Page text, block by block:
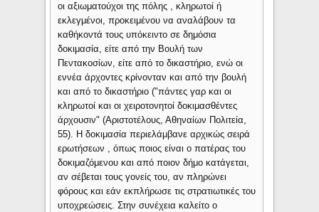
οι αξιωματούχοι της πόλης , κληρωτοί ή
εκλεγμένοι, προκειμένου να αναλάβουν τα
καθήκοντά τους υπόκειντο σε δημόσια
δοκιμασία, είτε από την Βουλή των
Πεντακοσίων, είτε από το δικαστήριο, ενώ οι
εννέα άρχοντες κρίνονταν και από την βουλή
και από το δικαστήριο ("πάντες γαρ και οι
κληρωτοί και οι χειροτονητοί δοκιμασθέντες
άρχουσιν" (Αριστοτέλους, Αθηναίων Πολιτεία,
55). Η δοκιμασία περιελάμβανε αρχικώς σειρά
ερωτήσεων , όπως ποιος είναι ο πατέρας του
δοκιμαζόμενου και από ποιον δήμο κατάγεται,
αν σέβεται τους γονείς του, αν πληρώνει
φόρους και εάν εκπλήρωσε τις στρατιωτικές του
υποχρεώσεις. Στην συνέχεια καλείτο ο